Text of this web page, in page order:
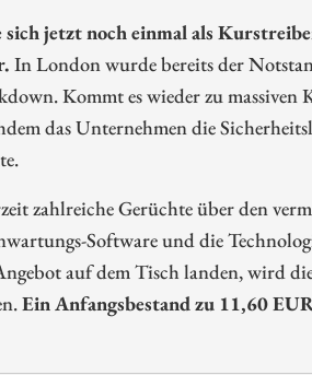
jetzt noch einmal als
In London wurde bereits der
Kommt es wieder zu
das Unternehmen die
zahlreiche Gerüchte über den
Software und die
auf dem Tisch landen, wird
Ein Anfangsbestand zu 11,60